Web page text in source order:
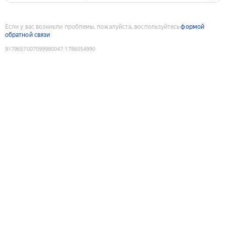
Если у вас возникли проблемы, пожалуйста, воспользуйтесьформой
обратной связи
9179657007099980047:1786054990